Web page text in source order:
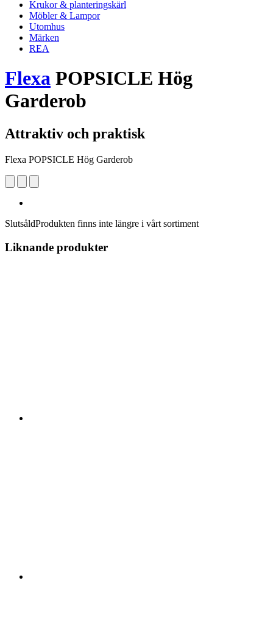
Krukor & planteringskärl
Möbler & Lampor
Utomhus
Märken
REA
Flexa POPSICLE Hög
Garderob
Attraktiv och praktisk
Flexa POPSICLE Hög Garderob
SlutsåldProdukten finns inte längre i vårt sortiment
Liknande produkter